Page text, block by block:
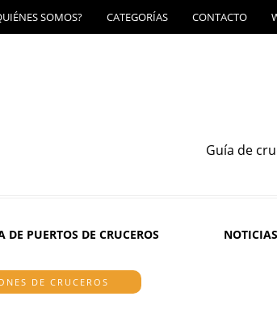
SOMOS? CATEGORÍAS CONTACTO
Guía de
DE PUERTOS DE CRUCEROS
DE CRUCEROS